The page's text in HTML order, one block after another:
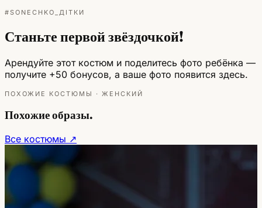
#SONECHKO_ДІТКИ
Станьте первой звёздочкой!
Арендуйте этот костюм и поделитесь фото ребёнка —
получите +50 бонусов, а ваше фото появится здесь.
ПОХОЖИЕ КОСТЮМЫ · ЖЕНСКИЙ
Похожие образы.
Все костюмы ↗